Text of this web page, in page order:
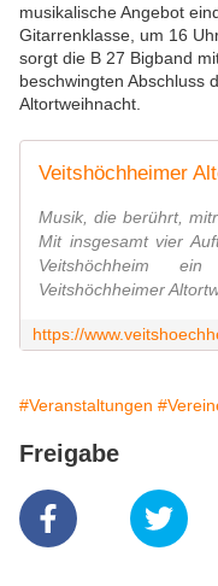
musikalische Angebot
Gitarrenklasse, um 16
sorgt die B 27 Bigband
beschwingten Abschluss
Altortweihnacht.
Musik, die berührt,
Mit insgesamt vier
Veitshöchheim
Veitshöchheimer
#Veranstaltungen
Freigabe